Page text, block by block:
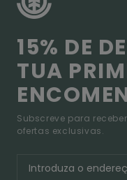
15% DE
TUA
Subscreve para
ofertas exclusivas.